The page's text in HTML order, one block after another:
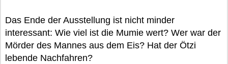
Das Ende der Ausstellung ist nicht minder
interessant: Wie viel ist die Mumie wert? Wer war der
Mörder des Mannes aus dem Eis? Hat der Ötzi
lebende Nachfahren?